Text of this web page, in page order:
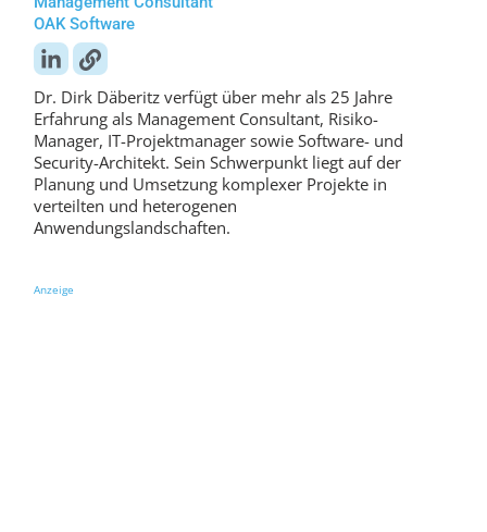
OAK Software
Dr. Dirk Däberitz verfügt über mehr als 25 Jahre
Erfahrung als Management Consultant, Risiko-
Manager, IT-Projektmanager sowie Software- und
Security-Architekt. Sein Schwerpunkt liegt auf der
Planung und Umsetzung komplexer Projekte in
verteilten und heterogenen
Anwendungslandschaften.
Anzeige